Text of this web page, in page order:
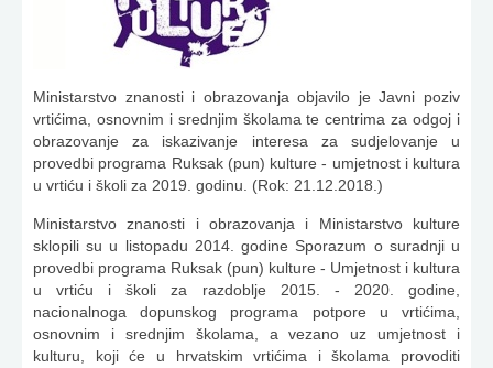
Ministarstvo znanosti i obrazovanja objavilo je Javni poziv
vrtićima, osnovnim i srednjim školama te centrima za odgoj i
obrazovanje za iskazivanje interesa za sudjelovanje u
provedbi programa Ruksak (pun) kulture - umjetnost i kultura
u vrtiću i školi za 2019. godinu. (Rok: 21.12.2018.)
Ministarstvo znanosti i obrazovanja i Ministarstvo kulture
sklopili su u listopadu 2014. godine Sporazum o suradnji u
provedbi programa Ruksak (pun) kulture - Umjetnost i kultura
u vrtiću i školi za razdoblje 2015. - 2020. godine,
nacionalnoga dopunskog programa potpore u vrtićima,
osnovnim i srednjim školama, a vezano uz umjetnost i
kulturu, koji će u hrvatskim vrtićima i školama provoditi